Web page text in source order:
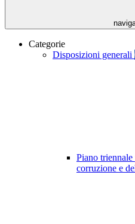
Categorie
Disposizioni generali
Piano
corruzione e